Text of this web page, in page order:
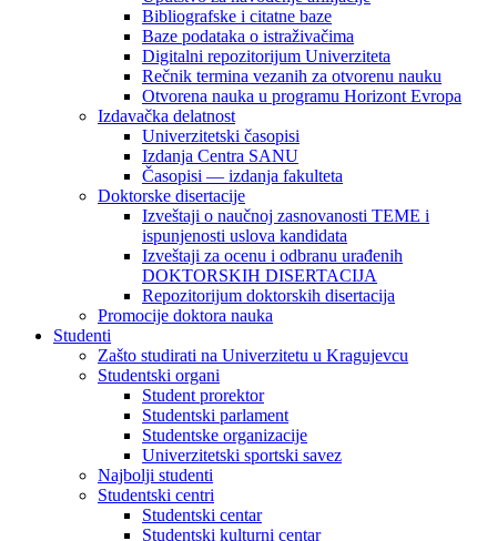
Bibliografske i citatne baze
Baze podataka o istraživačima
Digitalni repozitorijum Univerziteta
Rečnik termina vezanih za otvorenu nauku
Otvorena nauka u programu Horizont Evropa
Izdavačka delatnost
Univerzitetski časopisi
Izdanja Centra SANU
Časopisi — izdanja fakulteta
Doktorske disertacije
Izveštaji o naučnoj zasnovanosti TEME i
ispunjenosti uslova kandidata
Izveštaji za ocenu i odbranu urađenih
DOKTORSKIH DISERTACIJA
Repozitorijum doktorskih disertacija
Promocije doktora nauka
Studenti
Zašto studirati na Univerzitetu u Kragujevcu
Studentski organi
Student prorektor
Studentski parlament
Studentske organizacije
Univerzitetski sportski savez
Najbolji studenti
Studentski centri
Studentski centar
Studentski kulturni centar